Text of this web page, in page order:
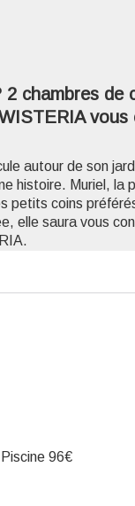
chambres de
autour de son
histoire. Muriel, la
petits coins
elle saura vous
96€